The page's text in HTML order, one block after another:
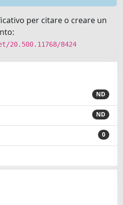
per citare o creare un
8424
ND
ND
0